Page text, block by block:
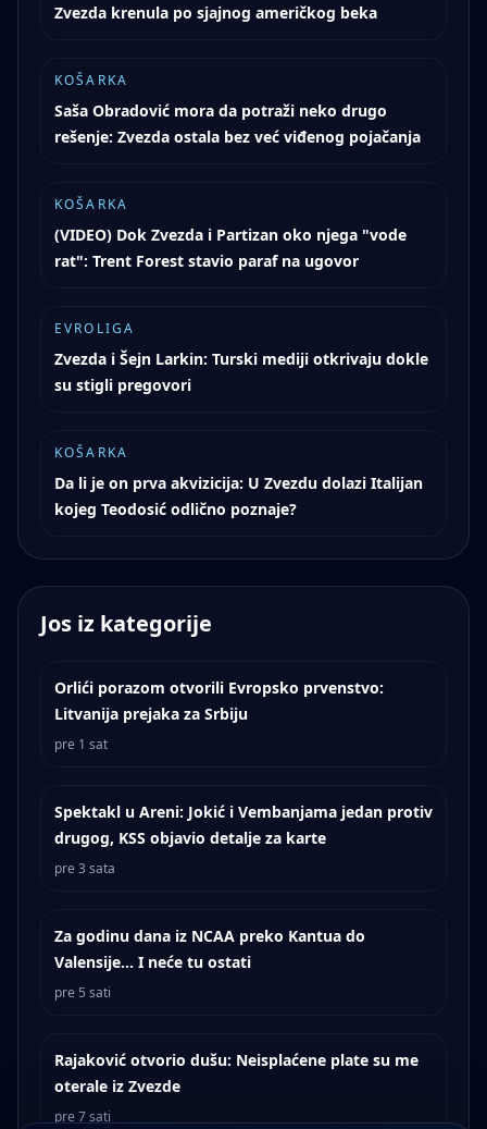
Zvezda krenula po sjajnog američkog beka
KOŠARKA
Saša Obradović mora da potraži neko drugo
rešenje: Zvezda ostala bez već viđenog pojačanja
KOŠARKA
(VIDEO) Dok Zvezda i Partizan oko njega "vode
rat": Trent Forest stavio paraf na ugovor
EVROLIGA
Zvezda i Šejn Larkin: Turski mediji otkrivaju dokle
su stigli pregovori
KOŠARKA
Da li je on prva akvizicija: U Zvezdu dolazi Italijan
kojeg Teodosić odlično poznaje?
Jos iz kategorije
Orlići porazom otvorili Evropsko prvenstvo:
Litvanija prejaka za Srbiju
pre 1 sat
Spektakl u Areni: Jokić i Vembanjama jedan protiv
drugog, KSS objavio detalje za karte
pre 3 sata
Za godinu dana iz NCAA preko Kantua do
Valensije... I neće tu ostati
pre 5 sati
Rajaković otvorio dušu: Neisplaćene plate su me
oterale iz Zvezde
pre 7 sati